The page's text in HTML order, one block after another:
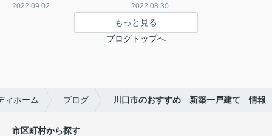
2022.09.02 2022.08.30
もっと見る
ブログトップへ
ィホーム ブログ 川口市のおすすめ 新築一戸建て 情報
市区町村から探す